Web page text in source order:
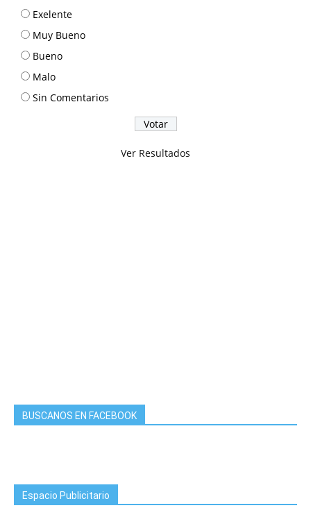
Exelente
Muy Bueno
Bueno
Malo
Sin Comentarios
Ver Resultados
BUSCANOS EN FACEBOOK
Espacio Publicitario